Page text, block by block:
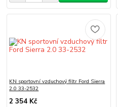
KN sportovní vzduchový filtr Ford Sierra
2.0 33-2532
2 354 Kč